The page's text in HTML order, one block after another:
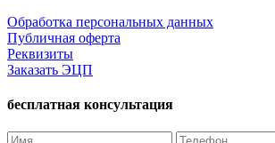
Обработка персональных данных
Публичная оферта
Реквизиты
Заказать ЭЦП
бесплатная консультация